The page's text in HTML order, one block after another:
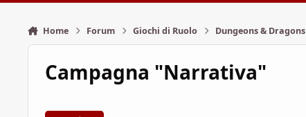
Home Forum Giochi di Ruolo Dungeons & Dragons
Campagna "Narrativa"